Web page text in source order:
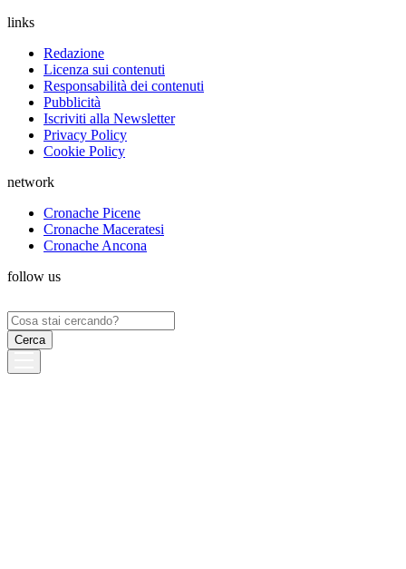
links
Redazione
Licenza sui contenuti
Responsabilità dei contenuti
Pubblicità
Iscriviti alla Newsletter
Privacy Policy
Cookie Policy
network
Cronache Picene
Cronache Maceratesi
Cronache Ancona
follow us
Ricerca
per: